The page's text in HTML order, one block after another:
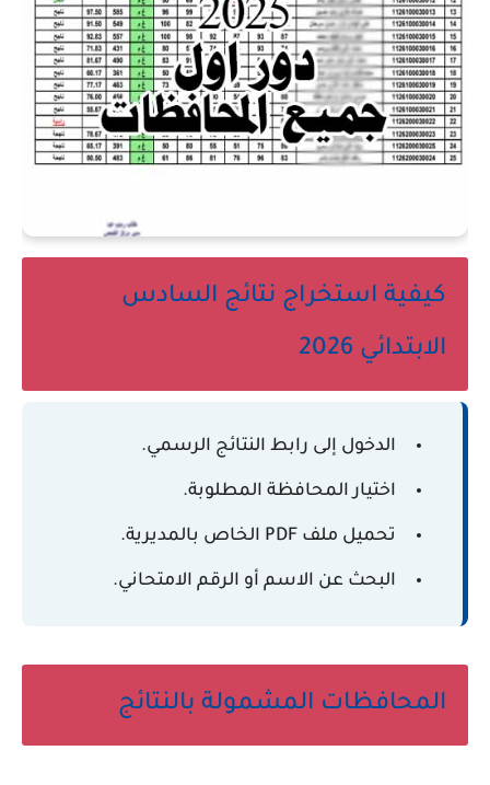
كيفية استخراج نتائج السادس
الابتدائي 2026
الدخول إلى رابط النتائج الرسمي.
اختيار المحافظة المطلوبة.
تحميل ملف PDF الخاص بالمديرية.
البحث عن الاسم أو الرقم الامتحاني.
المحافظات المشمولة بالنتائج